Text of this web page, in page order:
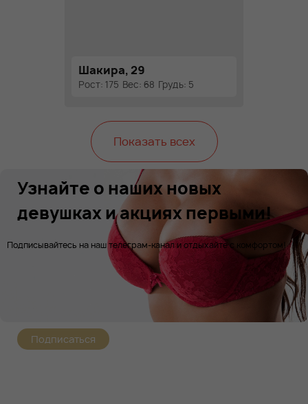
Шакира, 29
Рост: 175 Вес: 68 Грудь: 5
Показать всех
Узнайте о наших новых
девушках и акциях первыми!
Подписывайтесь на наш телеграм-канал и отдыхайте с комфортом!
Подписаться